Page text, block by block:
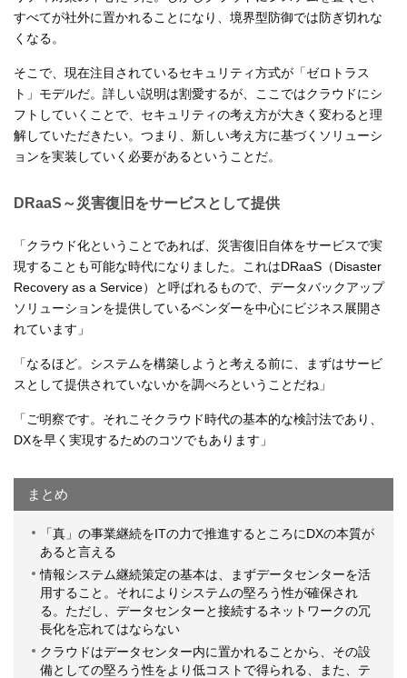
すべてが社外に置かれることになり、境界型防御では防ぎ切れな
くなる。
そこで、現在注目されているセキュリティ方式が「ゼロトラス
ト」モデルだ。詳しい説明は割愛するが、ここではクラウドにシ
フトしていくことで、セキュリティの考え方が大きく変わると理
解していただきたい。つまり、新しい考え方に基づくソリューシ
ョンを実装していく必要があるということだ。
DRaaS～災害復旧をサービスとして提供
「クラウド化ということであれば、災害復旧自体をサービスで実
現することも可能な時代になりました。これはDRaaS（Disaster
Recovery as a Service）と呼ばれるもので、データバックアップ
ソリューションを提供しているベンダーを中心にビジネス展開さ
れています」
「なるほど。システムを構築しようと考える前に、まずはサービ
スとして提供されていないかを調べろということだね」
「ご明察です。それこそクラウド時代の基本的な検討法であり、
DXを早く実現するためのコツでもあります」
まとめ
「真」の事業継続をITの力で推進するところにDXの本質が
あると言える
情報システム継続策定の基本は、まずデータセンターを活
用すること。それによりシステムの堅ろう性が確保され
る。ただし、データセンターと接続するネットワークの冗
長化を忘れてはならない
クラウドはデータセンター内に置かれることから、その設
備としての堅ろう性をより低コストで得られる、また、テ